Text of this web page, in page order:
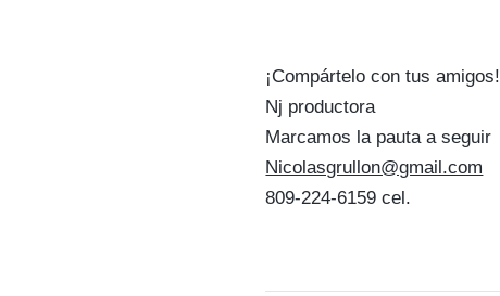
¡Compártelo con tus amigos!
Nj productora
Marcamos la pauta a seguir
Nicolasgrullon@gmail.com
809-224-6159 cel.